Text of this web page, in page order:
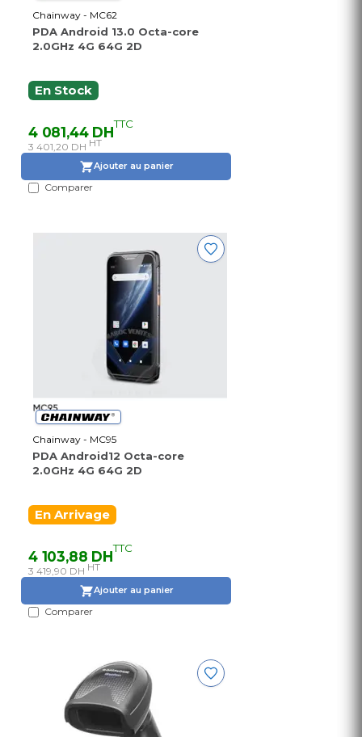
Chainway - MC62
PDA Android 13.0 Octa-core
2.0GHz 4G 64G 2D
En Stock
4 081,44 DHTTC
3 401,20 DH HT
Ajouter au panier
Comparer
Chainway - MC95
PDA Android12 Octa-core
2.0GHz 4G 64G 2D
En Arrivage
4 103,88 DHTTC
3 419,90 DH HT
Ajouter au panier
Comparer